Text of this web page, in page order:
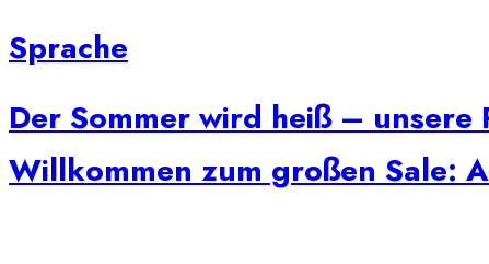
Sprache
Der Sommer wird heiß – unsere
Willkommen zum großen Sale: